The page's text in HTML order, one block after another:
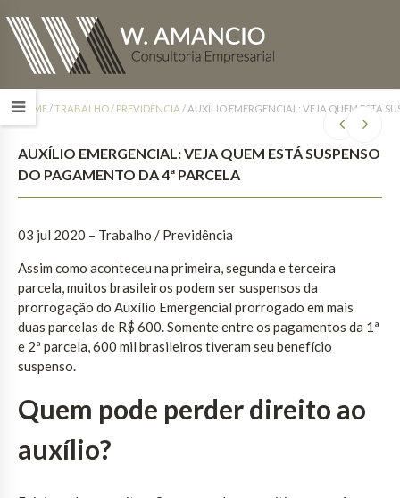
HOME/TRABALHO / PREVIDÊNCIA /AUXÍLIO EMERGENCIAL: VEJA QUEM ESTÁ
AUXÍLIO EMERGENCIAL: VEJA QUEM ESTÁ SUSPENSO
DO PAGAMENTO DA 4ª PARCELA
03 jul 2020 – Trabalho / Previdência
Assim como aconteceu na primeira, segunda e terceira
parcela, muitos brasileiros podem ser suspensos da
prorrogação do Auxílio Emergencial prorrogado em mais
duas parcelas de R$ 600. Somente entre os pagamentos da 1ª
e 2ª parcela, 600 mil brasileiros tiveram seu benefício
suspenso.
Quem pode perder direito ao
auxílio?